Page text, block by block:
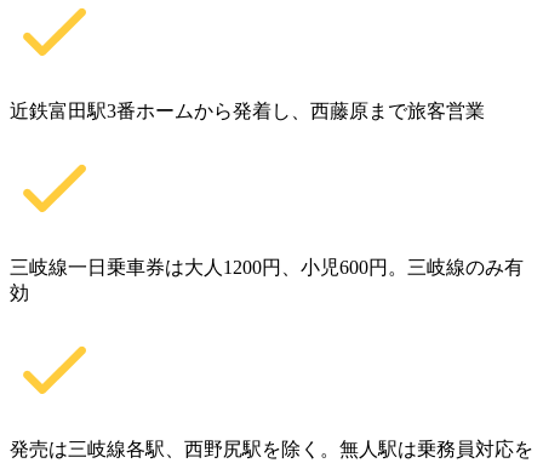
近鉄富田駅3番ホームから発着し、西藤原まで旅客営業
三岐線一日乗車券は大人1200円、小児600円。三岐線のみ有
効
発売は三岐線各駅、西野尻駅を除く。無人駅は乗務員対応を